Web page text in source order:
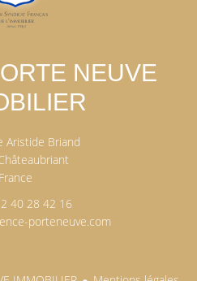
NEUVE
Aristide Briand
France
40 28 42 16
porteneuve.com